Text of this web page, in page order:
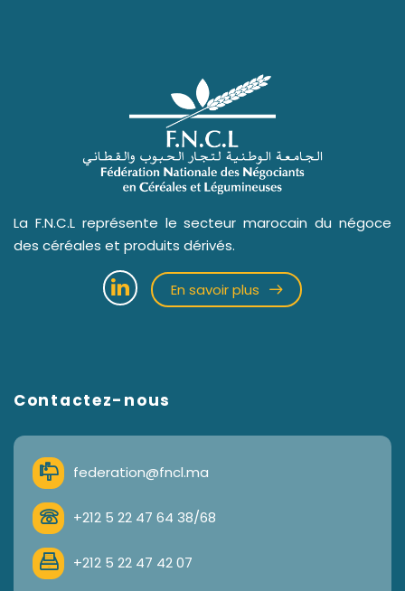
La F.N.C.L représente le secteur marocain du négoce
des céréales et produits dérivés.
En savoir plus
Contactez-nous
federation@fncl.ma
+212 5 22 47 64 38/68
+212 5 22 47 42 07